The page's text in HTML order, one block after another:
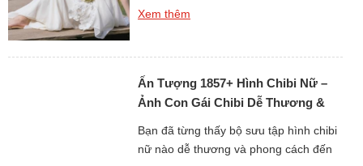
thuật và đời sống. Vẻ đẹp của họ không
riêng đầy cuốn hút. Đây là […]
Xem thêm
Ấn Tượng 1857+ Hình Chibi Nữ –
Ảnh Con Gái Chibi Dễ Thương &
Bạn đã từng thấy bộ sưu tập hình chibi
nữ nào dễ thương và phong cách đến